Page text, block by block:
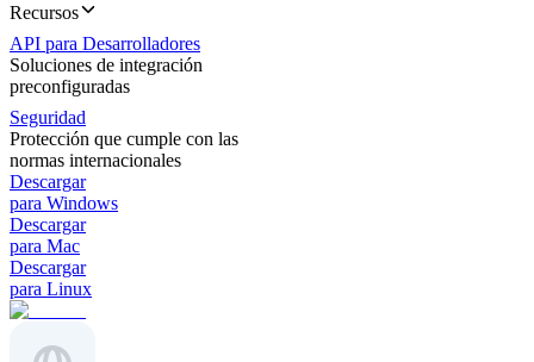
Recursos
API para Desarrolladores
Soluciones de integración
preconfiguradas
Seguridad
Protección que cumple con las
normas internacionales
Descargar
para Windows
Descargar
para Mac
Descargar
para Linux